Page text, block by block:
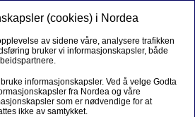
(cookies) i Nordea
av sidene våre, analysere trafikken
bruker vi informasjonskapsler, både
informasjonskapsler. Ved å velge Godta
fra Nordea og våre
som er nødvendige for at
ikke av samtykket.